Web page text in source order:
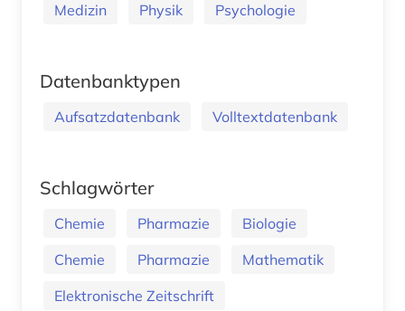
Medizin
Physik Psychologie
Datenbanktypen
Aufsatzdatenbank Volltextdatenbank
Schlagwörter
Chemie Pharmazie
Biologie
Chemie
Pharmazie
Mathematik
Elektronische Zeitschrift